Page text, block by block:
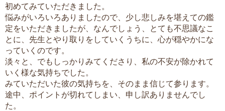
初めてみていただきました。
悩みがいろいろありましたので、少し悲しみを堪えての鑑
定をいただきましたが、なんでしょう、とても不思議なこ
とに、先生とやり取りをしていくうちに、心が穏やかにな
っていくのです。
淡々と、でもしっかりみてくださり、私の不安が除かれて
いく様な気持ちでした。
みていただいた彼の気持ちを、そのまま信じて参ります。
途中、ポイントが切れてしまい、申し訳ありませんでし
た。